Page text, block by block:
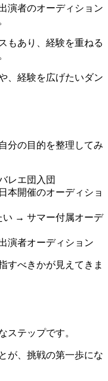
演者のオーディション
もあり、経験を重ねる
、経験を広げたいダン
分の目的を整理してみ
レエ団入団
本開催のオーディショ
い → サマー付属オーデ
演者オーディション
すべきかが見えてきま
ステップです。
が、挑戦の第一歩にな